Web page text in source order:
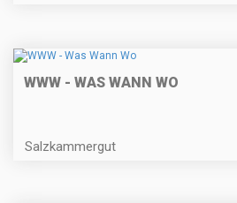
WWW - WAS WANN WO
Salzkammergut